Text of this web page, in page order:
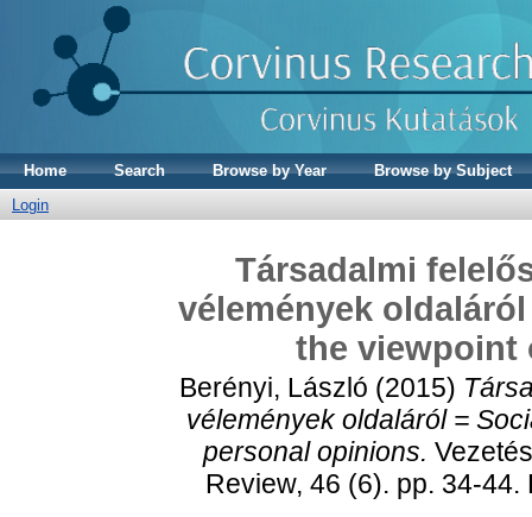
Home Search Browse by Year
Browse by Subject
Login
Társadalmi
vélemények
the viewpoint
Berényi, László (2015)
vélemények oldaláról =
personal opinions.
Review, 46 (6). pp. 34-